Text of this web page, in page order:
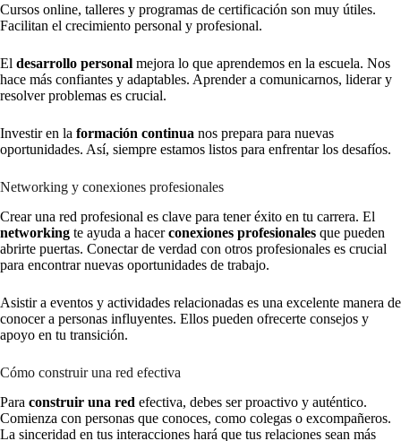
Cursos online, talleres y programas de certificación son muy útiles.
Facilitan el crecimiento personal y profesional.
El desarrollo personal mejora lo que aprendemos en la escuela. Nos
hace más confiantes y adaptables. Aprender a comunicarnos, liderar y
resolver problemas es crucial.
Investir en la formación continua nos prepara para nuevas
oportunidades. Así, siempre estamos listos para enfrentar los desafíos.
Networking y conexiones profesionales
Crear una red profesional es clave para tener éxito en tu carrera. El
networking te ayuda a hacerconexiones profesionales que pueden
abrirte puertas. Conectar de verdad con otros profesionales es crucial
para encontrar nuevas oportunidades de trabajo.
Asistir a eventos y actividades relacionadas es una excelente manera de
conocer a personas influyentes. Ellos pueden ofrecerte consejos y
apoyo en tu transición.
Cómo construir una red efectiva
Para construir una red efectiva, debes ser proactivo y auténtico.
Comienza con personas que conoces, como colegas o excompañeros.
La sinceridad en tus interacciones hará que tus relaciones sean más